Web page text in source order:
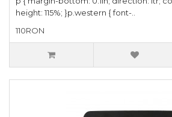
height: 115%; }p.western { font-..
110RON